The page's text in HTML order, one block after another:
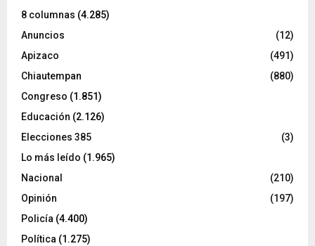
8 columnas (4.285)
Anuncios
(12)
Apizaco
(491)
Chiautempan
(880)
Congreso (1.851)
Educación (2.126)
Elecciones 385
(3)
Lo más leído (1.965)
Nacional
(210)
Opinión
(197)
Policía (4.400)
Política (1.275)